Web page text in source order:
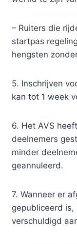
– Ruiters die
startpas
hengsten
5. Inschrijven
kan tot 1 week
6. Het AVS
deelnemers
minder
geannuleerd.
7. Wanneer er
gepubliceerd
verschuldigd